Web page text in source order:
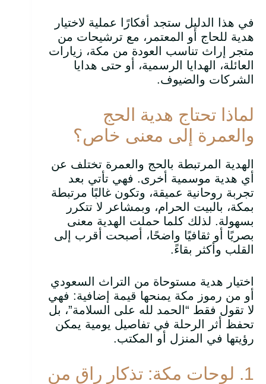
في هذا الدليل ستجد أفكارًا عملية لاختيار
هدية للحاج أو المعتمر، مع ترشيحات من
متجر إراث تناسب العودة من مكة، زيارات
العائلة، الهدايا الرسمية، أو حتى هدايا
الشركات والضيوف.
لماذا تحتاج هدية الحج
والعمرة إلى معنى خاص؟
الهدية المرتبطة بالحج والعمرة تختلف عن
أي هدية موسمية أخرى. فهي تأتي بعد
تجربة روحانية عميقة، وتكون غالبًا مرتبطة
بمكة، بالبيت الحرام، وبمشاعر لا تتكرر
بسهولة. لذلك كلما حملت الهدية معنى
بصريًا أو ثقافيًا واضحًا، أصبحت أقرب إلى
القلب وأكثر بقاءً.
اختيار هدية مستوحاة من التراث السعودي
أو من رموز مكة يمنحها قيمة إضافية: فهي
لا تقول فقط “الحمد لله على السلامة”، بل
تحفظ أثر الرحلة في تفاصيل يومية يمكن
رؤيتها في المنزل أو المكتب.
1. لوحات مكة: تذكار راقٍ من